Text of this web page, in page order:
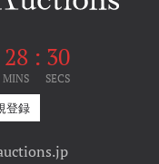
28
MINS
: 30
SECS
登録